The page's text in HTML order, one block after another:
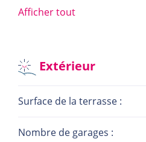
Prix TTC 3 %, sous réserve
Afficher tout
Extérieur
Surface de la terrasse :
Nombre de garages :